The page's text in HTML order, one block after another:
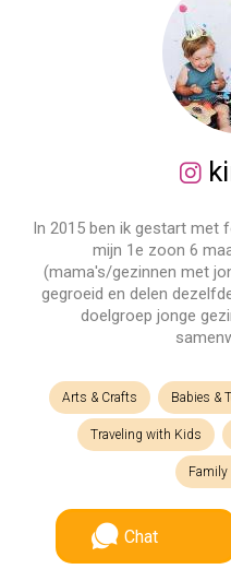
In 2015 ben ik gestart met
mijn 1e zoon 6
(mama's/gezinnen met
gegroeid en delen
doelgroep jonge
Arts & Crafts Babies &
Traveling with Kids
Family
Chat